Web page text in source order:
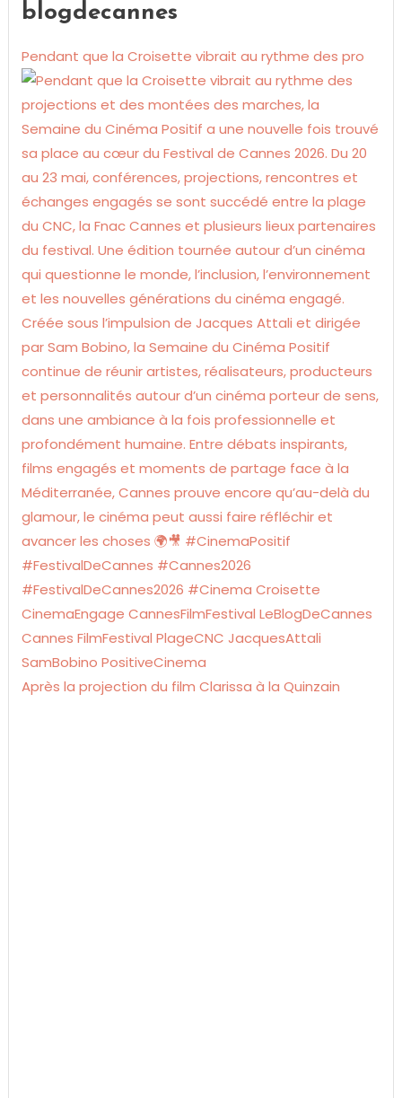
blogdecannes
Pendant que la Croisette vibrait au rythme des pro
Après la projection du film Clarissa à la Quinzain